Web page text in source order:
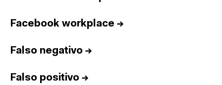
Facebook workplace →
Falso negativo →
Falso positivo →